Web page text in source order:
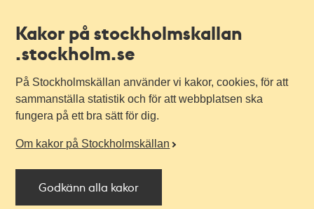
Kakor på stockholmskallan
.stockholm.se
På Stockholmskällan använder vi kakor, cookies, för att
sammanställa statistik och för att webbplatsen ska
fungera på ett bra sätt för dig.
Om kakor på Stockholmskällan
Godkänn alla kakor